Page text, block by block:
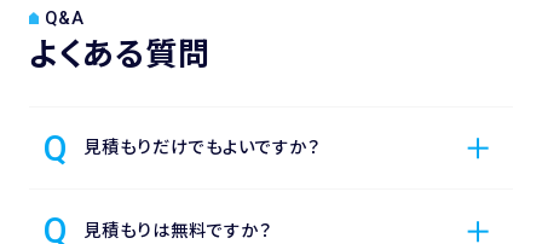
Q&A
よくある質問
見積もりだけでもよいですか？
見積もりは無料ですか？